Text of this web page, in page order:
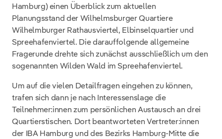
Hamburg) einen Überblick zum aktuellen
Planungsstand der Wilhelmsburger Quartiere
Wilhelmburger Rathausviertel, Elbinselquartier und
Spreehafenviertel. Die darauffolgende allgemeine
Fragerunde drehte sich zunächst ausschließlich um den
sogenannten Wilden Wald im Spreehafenviertel.
Um auf die vielen Detailfragen eingehen zu können,
trafen sich dann je nach Interessenslage die
Teilnehmer:innen zum persönlichen Austausch an drei
Quartierstischen. Dort beantworteten Vertreter:innen
der IBA Hamburg und des Bezirks Hamburg-Mitte die